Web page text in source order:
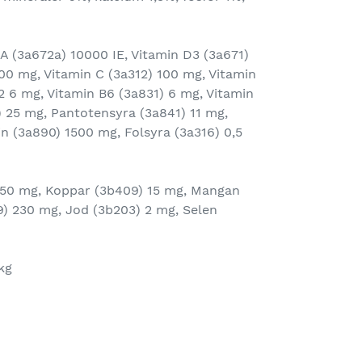
(3a672a) 10000 IE, Vitamin D3 (3a671)
mg, Vitamin C (3a312) 100 mg, Vitamin
6 mg, Vitamin B6 (3a831) 6 mg, Vitamin
25 mg, Pantotensyra (3a841) 11 mg,
(3a890) 1500 mg, Folsyra (3a316) 0,5
mg, Koppar (3b409) 15 mg, Mangan
230 mg, Jod (3b203) 2 mg, Selen